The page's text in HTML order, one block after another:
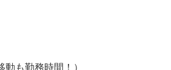
当支給 ★経験や年齢等を考慮します